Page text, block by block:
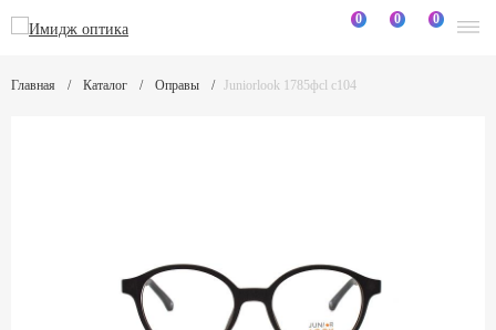
0 0 0
Главная Каталог Оправы Juniorlook 1785фcl c104